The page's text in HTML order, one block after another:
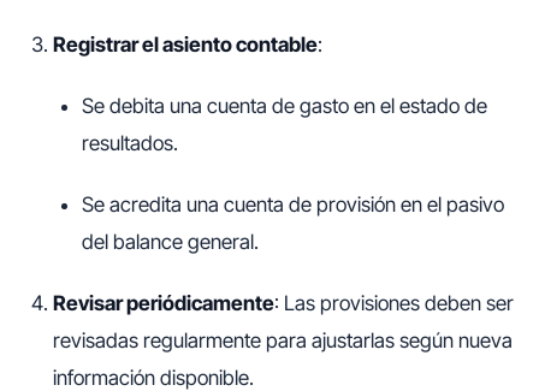
Registrar el asiento contable:
Se debita una cuenta de gasto en el estado de
resultados.
Se acredita una cuenta de provisión en el pasivo
del balance general.
Revisar periódicamente: Las provisiones deben ser
revisadas regularmente para ajustarlas según nueva
información disponible.